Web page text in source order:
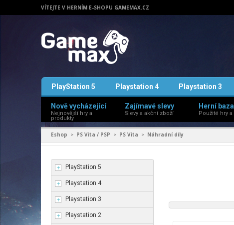
VÍTEJTE V HERNÍM E-SHOPU GAMEMAX.CZ
PlayStation 5 Playstation 4 Playstation 3
Nově vycházející
Nejnovější hry a
produkty
Zajímavé slevy
Slevy a akční zboží
Herní
Použité hry
Eshop > PS Vita / PSP > PS Vita > Náhradní díly
PlayStation 5
Playstation 4
Playstation 3
Playstation 2